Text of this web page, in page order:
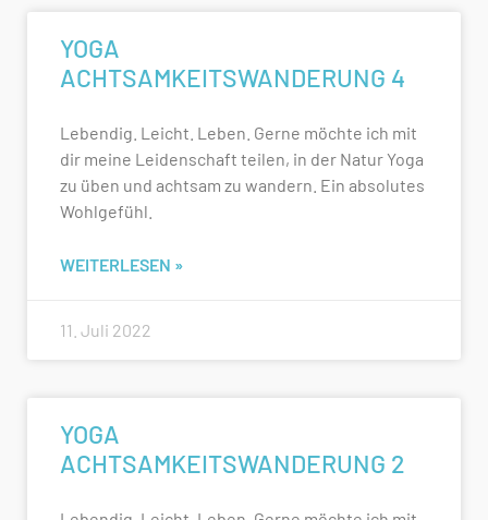
YOGA
ACHTSAMKEITSWANDERUNG 4
Lebendig. Leicht. Leben. Gerne möchte ich mit
dir meine Leidenschaft teilen, in der Natur Yoga
zu üben und achtsam zu wandern. Ein absolutes
Wohlgefühl.
WEITERLESEN »
11. Juli 2022
YOGA
ACHTSAMKEITSWANDERUNG 2